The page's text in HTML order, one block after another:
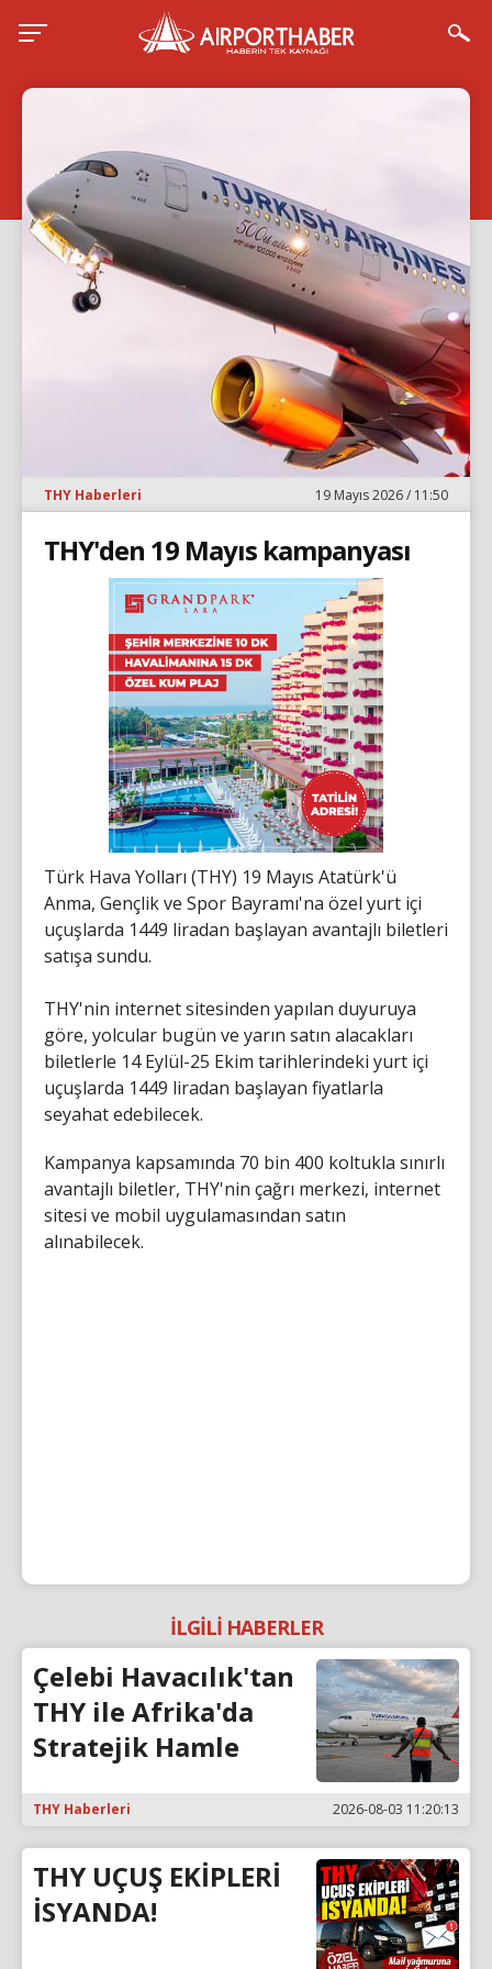
THY Haberleri 19 Mayıs 2026 / 11:50
THY'den 19 Mayıs kampanyası
Türk Hava Yolları (THY) 19 Mayıs Atatürk'ü
Anma, Gençlik ve Spor Bayramı'na özel yurt içi
uçuşlarda 1449 liradan başlayan avantajlı biletleri
satışa sundu.
THY'nin internet sitesinden yapılan duyuruya
göre, yolcular bugün ve yarın satın alacakları
biletlerle 14 Eylül-25 Ekim tarihlerindeki yurt içi
uçuşlarda 1449 liradan başlayan fiyatlarla
seyahat edebilecek.
Kampanya kapsamında 70 bin 400 koltukla sınırlı
avantajlı biletler, THY'nin çağrı merkezi, internet
sitesi ve mobil uygulamasından satın
alınabilecek.
İLGİLİ HABERLER
Çelebi Havacılık'tan
THY ile Afrika'da
Stratejik Hamle
THY Haberleri 2026-08-03 11:20:13
THY UÇUŞ EKİPLERİ
İSYANDA!